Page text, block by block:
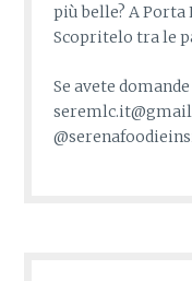
più belle? A
Scopritelo tra le
Se avete